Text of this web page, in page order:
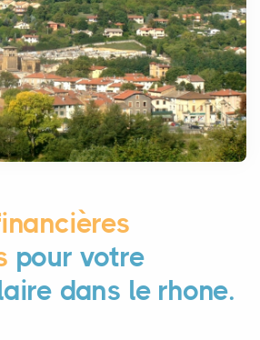
pour votre
dans le rhone.